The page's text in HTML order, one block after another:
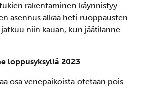
rakentaminen käynnistyy
asennus alkaa heti ruoppausten
niin kauan, kun jäätilanne
loppusyksyllä 2023
osa venepaikoista otetaan pois